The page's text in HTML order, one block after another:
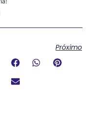
Próximo